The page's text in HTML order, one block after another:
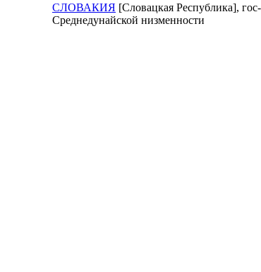
СЛОВАКИЯ [Словацкая Республика],
Среднедунайской низменности